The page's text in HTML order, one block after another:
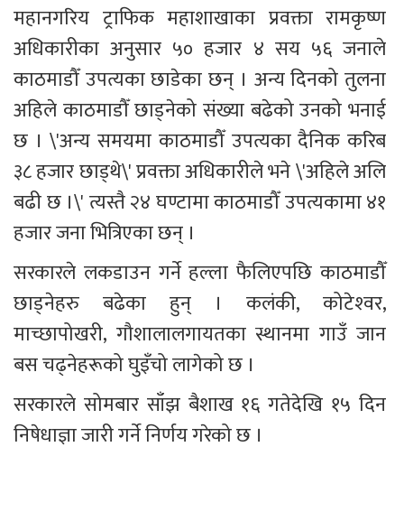
महानगरिय ट्राफिक महाशाखाका प्रवक्ता रामकृष्ण
अधिकारीका अनुसार ५० हजार ४ सय ५६ जनाले
काठमाडौँ उपत्यका छाडेका छन् । अन्य दिनको तुलना
अहिले काठमाडौँ छाड्‍नेको संख्या बढेको उनको भनाई
छ । \'अन्य समयमा काठमाडौँ उपत्यका दैनिक करिब
३८ हजार छाड्थे\' प्रवक्ता अधिकारीले भने \'अहिले अलि
बढी छ ।\' त्यस्तै २४ घण्टामा काठमाडौँ उपत्यकामा ४१
हजार जना भित्रिएका छन् ।
सरकारले लकडाउन गर्ने हल्ला फैलिएपछि काठमाडौँ
छाड्‍नेहरु बढेका हुन् । कलंकी, कोटेश्‍वर,
माच्छापोखरी, गौशालालगायतका स्थानमा गाउँ जान
बस चढ्‍नेहरूको घुइँचो लागेको छ ।
सरकारले सोमबार साँझ बैशाख १६ गतेदेखि १५ दिन
निषेधाज्ञा जारी गर्ने निर्णय गरेको छ ।